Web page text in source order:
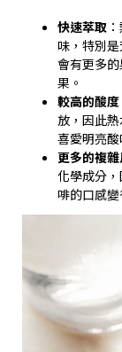
快速萃取
味，特別
會有更多
果。
較高的酸度
放，因此
喜愛明亮酸
更多的複
化學成分
啡的口感變